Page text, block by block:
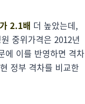
2.1배 더 높았는데,
중위가격은 2012년
에 이를 반영하면 격차
정부 격차를 비교한